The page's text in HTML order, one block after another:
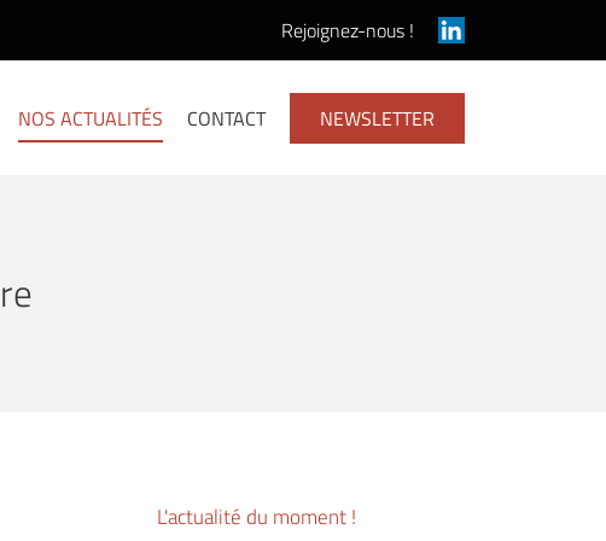
Rejoignez-nous !
NOS ACTUALITÉS CONTACT NEWSLETTER
L'actualité du moment !